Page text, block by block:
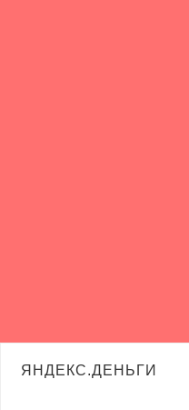
ЯНДЕКС.ДЕНЬГИ